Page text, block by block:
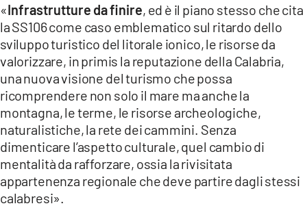
CATANZAROCHANNEL.IT
LACAPITALENEWS.IT
App
ANDROID
APPLE
«Infrastrutture da finire, ed è il piano stesso che cita
la SS106 come caso emblematico sul ritardo dello
sviluppo turistico del litorale ionico, le risorse da
valorizzare, in primis la reputazione della Calabria,
una nuova visione del turismo che possa
ricomprendere non solo il mare ma anche la
montagna, le terme, le risorse archeologiche,
naturalistiche, la rete dei cammini. Senza
dimenticare l’aspetto culturale, quel cambio di
mentalità da rafforzare, ossia la rivisitata
appartenenza regionale che deve partire dagli stessi
calabresi».